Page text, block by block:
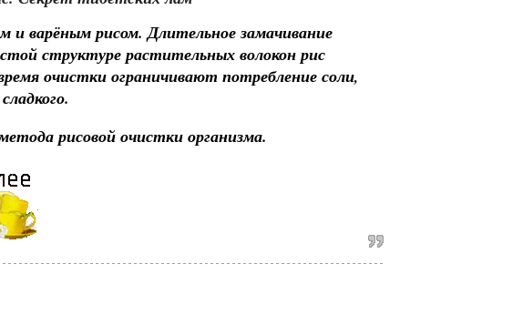
и варёным рисом. Длительное замачивание
структуре растительных волокон рис
очистки ограничивают потребление соли,
рисовой очистки организма.